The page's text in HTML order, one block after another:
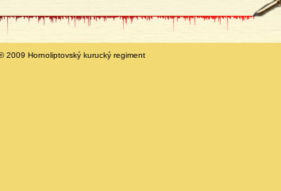
2009 Hornoliptovský kurucký regiment